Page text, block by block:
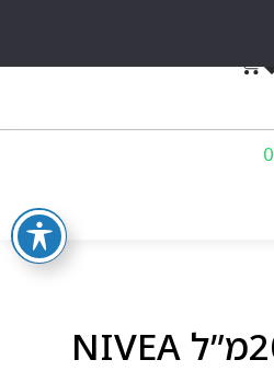
ניואה סופט קרם לחות רב שימושי 200מ”ל NIVEA